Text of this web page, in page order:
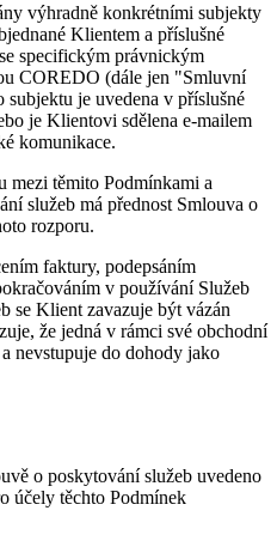
výhradně konkrétními subjekty
Klientem a příslušné
specifickým právnickým
COREDO (dále jen "Smluvní
je uvedena v příslušné
je Klientovi sdělena e-mailem
komunikace.
mezi těmito Podmínkami a
služeb má přednost Smlouva o
rozporu.
faktury, podepsáním
v používání Služeb
se Klient zavazuje být vázán
že jedná v rámci své obchodní
nevstupuje do dohody jako
o poskytování služeb uvedeno
účely těchto Podmínek